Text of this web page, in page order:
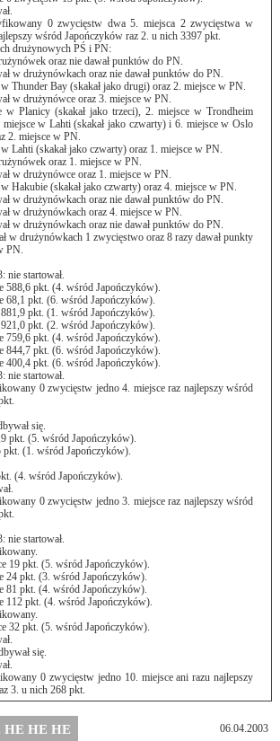
0 zwycięstw dwa 5. miejsca 2 zwycięstwa w
wśród Japończyków raz 2. u nich 3397 pkt.
drużynowych PŚ i PN:
oraz nie dawał punktów do PN.
w drużynówkach oraz nie dawał punktów do PN.
Thunder Bay (skakał jako drugi) oraz 2. miejsce w PN.
w drużynówce oraz 3. miejsce w PN.
w Planicy (skakał jako trzeci), 2. miejsce w Trondheim
miejsce w Lahti (skakał jako czwarty) i 6. miejsce w Oslo
2. miejsce w PN.
Lahti (skakał jako czwarty) oraz 1. miejsce w PN.
oraz 1. miejsce w PN.
w drużynówce oraz 1. miejsce w PN.
Hakubie (skakał jako czwarty) oraz 4. miejsce w PN.
w drużynówkach oraz nie dawał punktów do PN.
w drużynówkach oraz 4. miejsce w PN.
w drużynówkach oraz nie dawał punktów do PN.
w drużynówkach 1 zwycięstwo oraz 8 razy dawał punkty
PN.
nie startował.
588,6 pkt. (4. wśród Japończyków).
68,1 pkt. (6. wśród Japończyków).
pkt. (1. wśród Japończyków).
pkt. (2. wśród Japończyków).
759,6 pkt. (4. wśród Japończyków).
844,7 pkt. (6. wśród Japończyków).
400,4 pkt. (6. wśród Japończyków).
nie startował.
0 zwycięstw jedno 4. miejsce raz najlepszy wśród
się.
pkt. (5. wśród Japończyków).
pkt. (1. wśród Japończyków).
(4. wśród Japończyków).
0 zwycięstw jedno 3. miejsce raz najlepszy wśród
nie startował.
19 pkt. (5. wśród Japończyków).
24 pkt. (3. wśród Japończyków).
81 pkt. (4. wśród Japończyków).
112 pkt. (4. wśród Japończyków).
32 pkt. (5. wśród Japończyków).
się.
0 zwycięstw jedno 10. miejsce ani razu najlepszy
3. u nich 268 pkt.
HE HE HE 06.04.2003